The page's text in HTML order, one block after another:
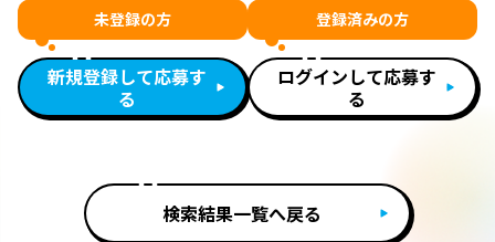
未登録の方
新規登録して応募す
る
登録済みの方
ログインして応募す
る
検索結果一覧へ戻る